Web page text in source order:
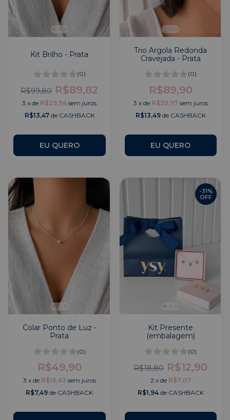
Kit Brilho - Prata
(0)
R$99,80 R$89,82
3 xde R$29,94 sem juros
R$13,47de CASHBACK
EU QUERO
Trio Argola Redonda
Cravejada - Prata
(0)
R$89,90
3 x de R$29,97 sem juros
R$13,49de CASHBACK
Colar Ponto de Luz -
Prata
(0)
R$49,90
3 x de R$16,63 sem juros
R$7,49 de CASHBACK
Kit Presente
(embalagem)
(0)
R$18,80 R$12,90
-31%
OFF
2 x de R$7,07
R$1,94de CASHBACK